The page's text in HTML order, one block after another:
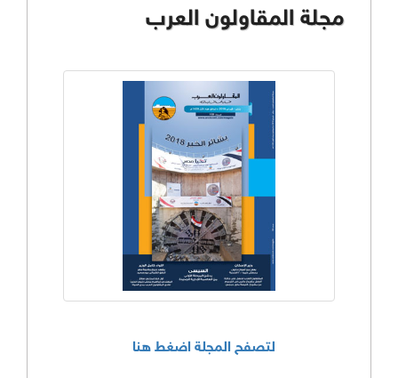
مجلة المقاولون العرب
لتصفح المجلة اضغط هنا